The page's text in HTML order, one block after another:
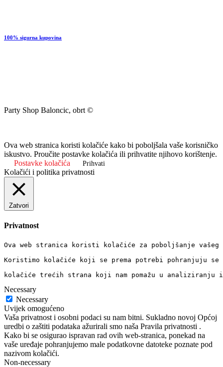
100% sigurna kupovina
Party Shop Baloncic, obrt ©
Ova web stranica koristi kolačiće kako bi poboljšala vaše korisničko
iskustvo. Proučite postavke kolačića ili prihvatite njihovo korištenje.
Postavke kolačića
Prihvati
Kolačići i politika privatnosti
Zatvori
Privatnost
Ova web stranica koristi kolačiće za poboljšanje
Koristimo kolačiće koji se prema potrebi pohranjuju
kolačiće trećih strana koji nam pomažu u
Necessary
Necessary
Uvijek omogućeno
Vaša privatnost i osobni podaci su nam bitni. Sukladno novoj Općoj
uredbi o zaštiti podataka ažurirali smo naša Pravila privatnosti .
Kako bi se osigurao ispravan rad ovih web-stranica, ponekad na
vaše uređaje pohranjujemo male podatkovne datoteke poznate pod
nazivom kolačići.
Non-necessary